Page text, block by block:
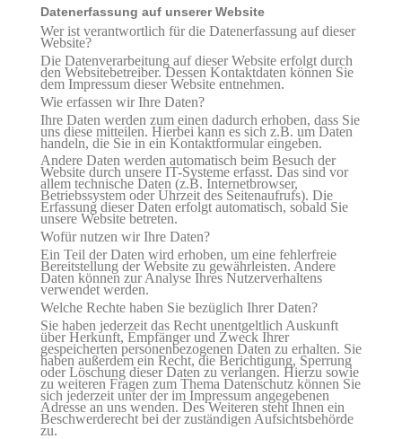
Datenerfassung auf unserer Website
Wer ist verantwortlich für die Datenerfassung auf dieser
Website?
Die Datenverarbeitung auf dieser Website erfolgt durch
den Websitebetreiber. Dessen Kontaktdaten können Sie
dem Impressum dieser Website entnehmen.
Wie erfassen wir Ihre Daten?
Ihre Daten werden zum einen dadurch erhoben, dass Sie
uns diese mitteilen. Hierbei kann es sich z.B. um Daten
handeln, die Sie in ein Kontaktformular eingeben.
Andere Daten werden automatisch beim Besuch der
Website durch unsere IT-Systeme erfasst. Das sind vor
allem technische Daten (z.B. Internetbrowser,
Betriebssystem oder Uhrzeit des Seitenaufrufs). Die
Erfassung dieser Daten erfolgt automatisch, sobald Sie
unsere Website betreten.
Wofür nutzen wir Ihre Daten?
Ein Teil der Daten wird erhoben, um eine fehlerfreie
Bereitstellung der Website zu gewährleisten. Andere
Daten können zur Analyse Ihres Nutzerverhaltens
verwendet werden.
Welche Rechte haben Sie bezüglich Ihrer Daten?
Sie haben jederzeit das Recht unentgeltlich Auskunft
über Herkunft, Empfänger und Zweck Ihrer
gespeicherten personenbezogenen Daten zu erhalten. Sie
haben außerdem ein Recht, die Berichtigung, Sperrung
oder Löschung dieser Daten zu verlangen. Hierzu sowie
zu weiteren Fragen zum Thema Datenschutz können Sie
sich jederzeit unter der im Impressum angegebenen
Adresse an uns wenden. Des Weiteren steht Ihnen ein
Beschwerderecht bei der zuständigen Aufsichtsbehörde
zu.